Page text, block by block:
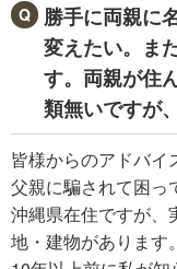
勝手に両親に
変えたい。ま
す。両親が住
類無いですが
皆様からのアドバイ
父親に騙されて困っ
沖縄県在住ですが、
地・建物があります